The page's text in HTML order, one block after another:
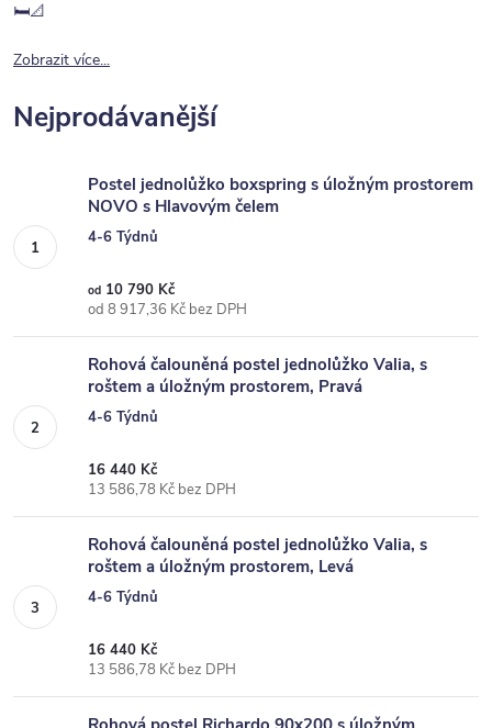
🛏️📐
Zobrazit více...
Nejprodávanější
Postel jednolůžko boxspring s úložným prostorem
NOVO s Hlavovým čelem
4-6 Týdnů
od 10 790 Kč
od 8 917,36 Kč bez DPH
Rohová čalouněná postel jednolůžko Valia, s
roštem a úložným prostorem, Pravá
4-6 Týdnů
16 440 Kč
13 586,78 Kč bez DPH
Rohová čalouněná postel jednolůžko Valia, s
roštem a úložným prostorem, Levá
4-6 Týdnů
16 440 Kč
13 586,78 Kč bez DPH